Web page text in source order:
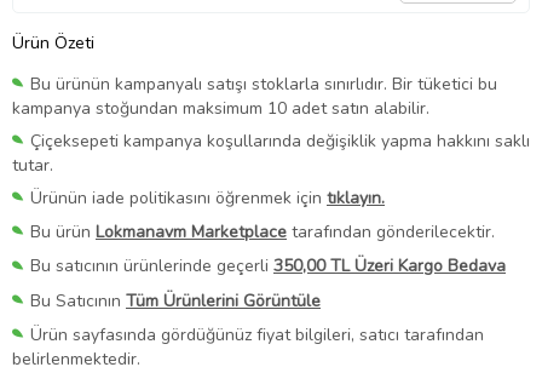
Ürün Özeti
Bu ürünün kampanyalı satışı stoklarla sınırlıdır. Bir tüketici bu
kampanya stoğundan maksimum 10 adet satın alabilir.
Çiçeksepeti kampanya koşullarında değişiklik yapma hakkını saklı
tutar.
Ürünün iade politikasını öğrenmek için tıklayın.
Bu ürün Lokmanavm Marketplace tarafından gönderilecektir.
Bu satıcının ürünlerinde geçerli 350,00 TL Üzeri Kargo Bedava
Bu Satıcının Tüm Ürünlerini Görüntüle
Ürün sayfasında gördüğünüz fiyat bilgileri, satıcı tarafından
belirlenmektedir.